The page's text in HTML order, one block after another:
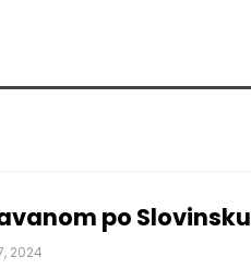
po Slovinsku
2024